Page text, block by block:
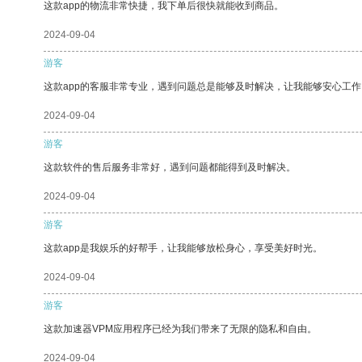
这款app的物流非常快捷，我下单后很快就能收到商品。
2024-09-04
游客
这款app的客服非常专业，遇到问题总是能够及时解决，让我能够安心工
2024-09-04
游客
这款软件的售后服务非常好，遇到问题都能得到及时解决。
2024-09-04
游客
这款app是我娱乐的好帮手，让我能够放松身心，享受美好时光。
2024-09-04
游客
这款加速器VPM应用程序已经为我们带来了无限的隐私和自由。
2024-09-04